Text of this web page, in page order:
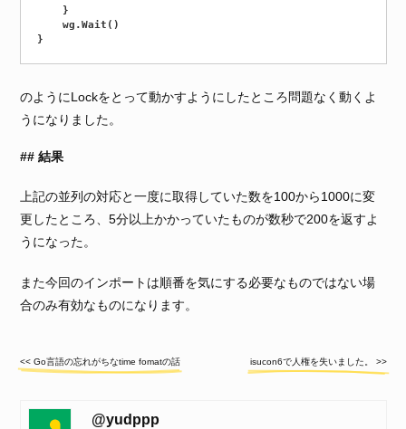
のようにLockをとって動かすようにしたところ問題なく動くよ
うになりました。
結果
上記の並列の対応と一度に取得していた数を100から1000に変
更したところ、5分以上かかっていたものが数秒で200を返すよ
うになった。
また今回のインポートは順番を気にする必要なものではない場
合のみ有効なものになります。
<< Go言語の忘れがちなtime fomatの話 isucon6で人権を失いました。 >>
@yudppp